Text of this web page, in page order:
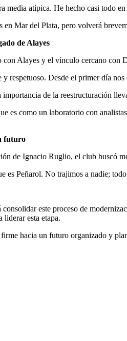
media atípica. He hecho casi todo
en Mar del Plata, pero volverá
de Alayes
con Alayes y el vínculo cercano con
respetuoso. Desde el primer día
de la reestructuración
es como un laboratorio con
futuro
de Ignacio Ruglio, el club buscó
es Peñarol. No trajimos a nadie;
este proceso de
liderar esta etapa.
hacia un futuro organizado y